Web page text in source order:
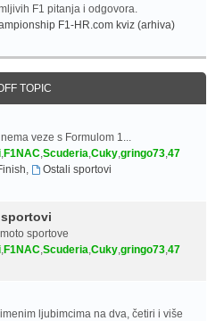
F1 pitanja i odgovora.
F1-HR.com kviz (arhiva)
TOPIC
veze s Formulom 1...
,F1NAC,Scuderia,Cuky,gringo73,47
,
Ostali sportovi
sportove
,F1NAC,Scuderia,Cuky,gringo73,47
ljubimcima na dva, četiri i više